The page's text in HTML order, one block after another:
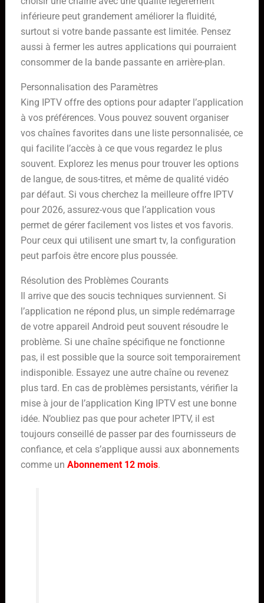
inférieure peut grandement améliorer la fluidité,
surtout si votre bande passante est limitée. Pensez
aussi à fermer les autres applications qui pourraient
consommer de la bande passante en arrière-plan.
Personnalisation des Paramètres
King IPTV offre des options pour adapter l’application
à vos préférences. Vous pouvez souvent organiser
vos chaînes favorites dans une liste personnalisée, ce
qui facilite l’accès à ce que vous regardez le plus
souvent. Explorez les menus pour trouver les options
de langue, de sous-titres, et même de qualité vidéo
par défaut. Si vous cherchez la meilleure offre IPTV
pour 2026, assurez-vous que l’application vous
permet de gérer facilement vos listes et vos favoris.
Pour ceux qui utilisent une smart tv, la configuration
peut parfois être encore plus poussée.
Résolution des Problèmes Courants
Il arrive que des soucis techniques surviennent. Si
l’application ne répond plus, un simple redémarrage
de votre appareil Android peut souvent résoudre le
problème. Si une chaîne spécifique ne fonctionne
pas, il est possible que la source soit temporairement
indisponible. Essayez une autre chaîne ou revenez
plus tard. En cas de problèmes persistants, vérifier la
mise à jour de l’application King IPTV est une bonne
idée. N’oubliez pas que pour acheter IPTV, il est
toujours conseillé de passer par des fournisseurs de
confiance, et cela s’applique aussi aux abonnements
comme un Abonnement 12 mois.